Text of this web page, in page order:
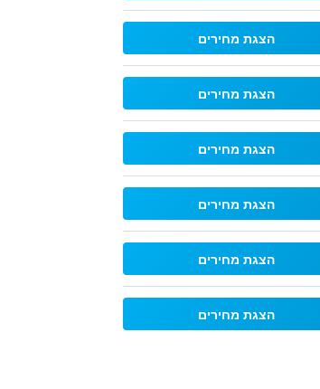
הצגת מחירים
הצגת מחירים
הצגת מחירים
הצגת מחירים
הצגת מחירים
הצגת מחירים